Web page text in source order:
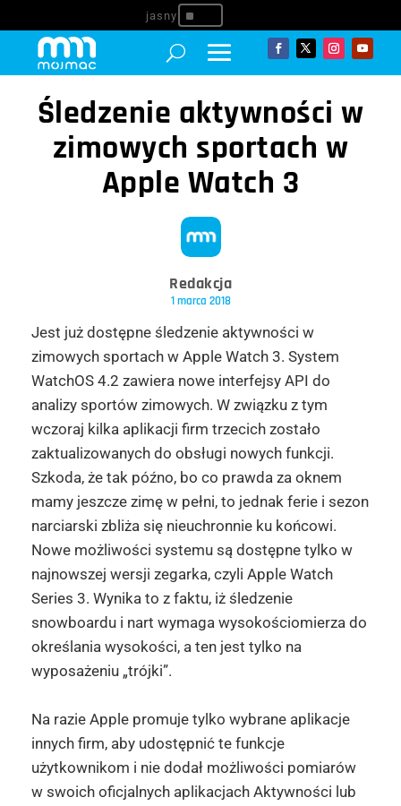
^
Śledzenie aktywności w
zimowych sportach w
Apple Watch 3
Redakcja
1 marca 2018
Jest już dostępne śledzenie aktywności w
zimowych sportach w Apple Watch 3. System
WatchOS 4.2 zawiera nowe interfejsy API do
analizy sportów zimowych. W związku z tym
wczoraj kilka aplikacji firm trzecich zostało
zaktualizowanych do obsługi nowych funkcji.
Szkoda, że tak późno, bo co prawda za oknem
mamy jeszcze zimę w pełni, to jednak ferie i sezon
narciarski zbliża się nieuchronnie ku końcowi.
Nowe możliwości systemu są dostępne tylko w
najnowszej wersji zegarka, czyli Apple Watch
Series 3. Wynika to z faktu, iż śledzenie
snowboardu i nart wymaga wysokościomierza do
określania wysokości, a ten jest tylko na
wyposażeniu „trójki”.
Na razie Apple promuje tylko wybrane aplikacje
innych firm, aby udostępnić te funkcje
użytkownikom i nie dodał możliwości pomiarów
w swoich oficjalnych aplikacjach Aktywności lub